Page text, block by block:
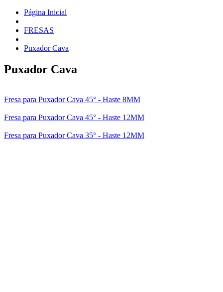
Página Inicial
FRESAS
Puxador Cava
Puxador Cava
Fresa para Puxador Cava 45° - Haste 8MM
Fresa para Puxador Cava 45° - Haste 12MM
Fresa para Puxador Cava 35° - Haste 12MM